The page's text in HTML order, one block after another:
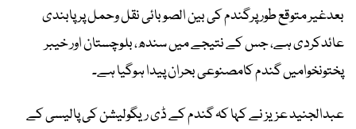
بعدغیر متوقع طور پرگندم کی بین الصوبائی نقل وحمل پر پابندی
عائدکردی ہے، جس کے نتیجے میں سندھ، بلوچستان اور خیبر
پختونخوامیں گندم کامصنوعی بحران پیدا ہوگیا ہے۔
عبدالجنید عزیز نے کہا کہ گندم کے ڈی ریگولیشن کی پالیسی کے